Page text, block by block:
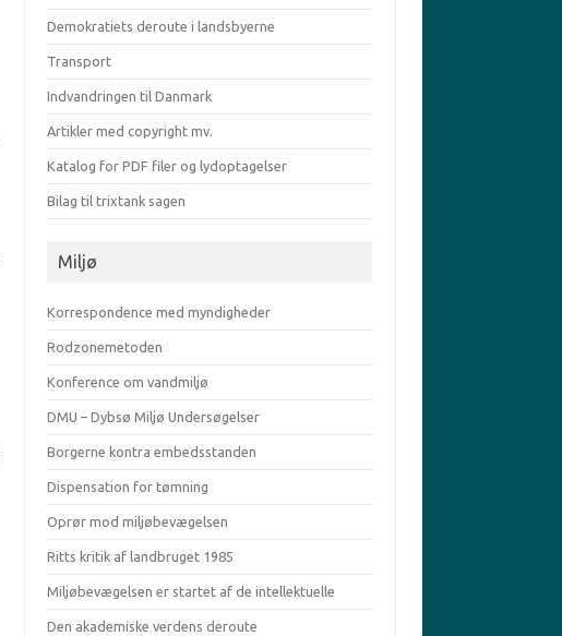
Demokratiets deroute i landsbyerne
Transport
Indvandringen til Danmark
Artikler med copyright mv.
Katalog for PDF filer og lydoptagelser
Bilag til trixtank sagen
Miljø
Korrespondence med myndigheder
Rodzonemetoden
Konference om vandmiljø
DMU – Dybsø Miljø Undersøgelser
Borgerne kontra embedsstanden
Dispensation for tømning
Oprør mod miljøbevægelsen
Ritts kritik af landbruget 1985
Miljøbevægelsen er startet af de intellektuelle
Den akademiske verdens deroute